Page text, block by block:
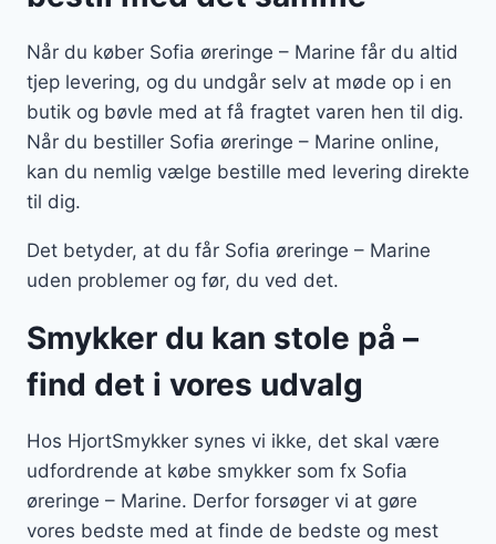
Når du køber Sofia øreringe – Marine får du altid
tjep levering, og du undgår selv at møde op i en
butik og bøvle med at få fragtet varen hen til dig.
Når du bestiller Sofia øreringe – Marine online,
kan du nemlig vælge bestille med levering direkte
til dig.
Det betyder, at du får Sofia øreringe – Marine
uden problemer og før, du ved det.
Smykker du kan stole på –
find det i vores udvalg
Hos HjortSmykker synes vi ikke, det skal være
udfordrende at købe smykker som fx Sofia
øreringe – Marine. Derfor forsøger vi at gøre
vores bedste med at finde de bedste og mest